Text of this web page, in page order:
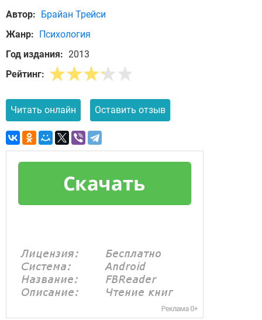
Автор: Брайан Трейси
Жанр: Психология
Год издания: 2013
Рейтинг:
Читать онлайн Оставить отзыв